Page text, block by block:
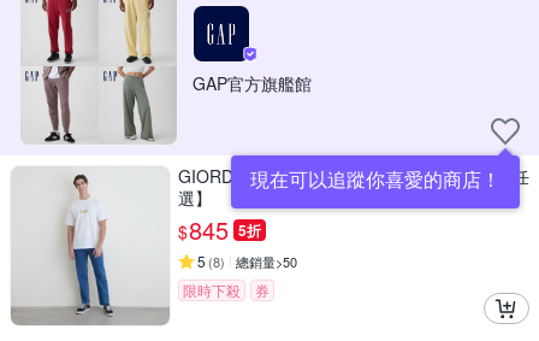
GAP官方旗艦館
現在可以追蹤你喜愛的商店！
GIORDANO 男裝彈力中腰牛仔長褲【雙色任
選】
$845 5折
5 (8) 總銷量>50
限時下殺 券